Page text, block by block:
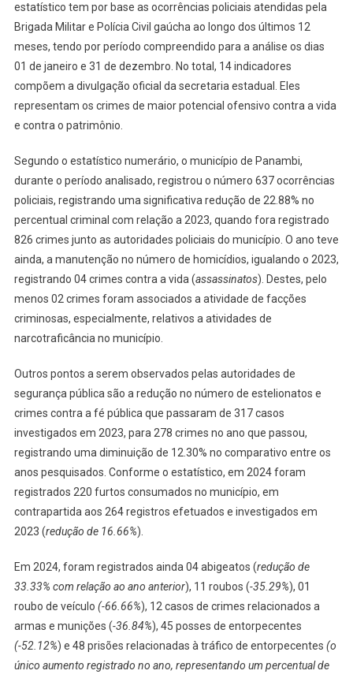
estatístico tem por base as ocorrências policiais atendidas pela
Brigada Militar e Polícia Civil gaúcha ao longo dos últimos 12
meses, tendo por período compreendido para a análise os dias
01 de janeiro e 31 de dezembro. No total, 14 indicadores
compõem a divulgação oficial da secretaria estadual. Eles
representam os crimes de maior potencial ofensivo contra a vida
e contra o patrimônio.
Segundo o estatístico numerário, o município de Panambi,
durante o período analisado, registrou o número 637 ocorrências
policiais, registrando uma significativa redução de 22.88% no
percentual criminal com relação a 2023, quando fora registrado
826 crimes junto as autoridades policiais do município. O ano teve
ainda, a manutenção no número de homicídios, igualando o 2023,
registrando 04 crimes contra a vida (assassinatos). Destes, pelo
menos 02 crimes foram associados a atividade de facções
criminosas, especialmente, relativos a atividades de
narcotraficância no município.
Outros pontos a serem observados pelas autoridades de
segurança pública são a redução no número de estelionatos e
crimes contra a fé pública que passaram de 317 casos
investigados em 2023, para 278 crimes no ano que passou,
registrando uma diminuição de 12.30% no comparativo entre os
anos pesquisados. Conforme o estatístico, em 2024 foram
registrados 220 furtos consumados no município, em
contrapartida aos 264 registros efetuados e investigados em
2023 (redução de 16.66%).
Em 2024, foram registrados ainda 04 abigeatos (redução de
33.33% com relação ao ano anterior), 11 roubos (-35.29%), 01
roubo de veículo (-66.66%), 12 casos de crimes relacionados a
armas e munições (-36.84%), 45 posses de entorpecentes
(-52.12%) e 48 prisões relacionadas à tráfico de entorpecentes (o
único aumento registrado no ano, representando um percentual de